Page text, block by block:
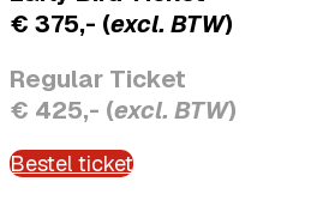
€ 375,- (excl. BTW)
Regular Ticket
€ 425,- (excl. BTW)
Bestel ticket